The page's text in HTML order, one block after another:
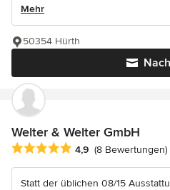
Mehr
50354 Hürth
Welter & Welter GmbH
Durchschnittliche Bewertung:
4,9 (8 Bewertungen)
Statt der üblichen 08/15